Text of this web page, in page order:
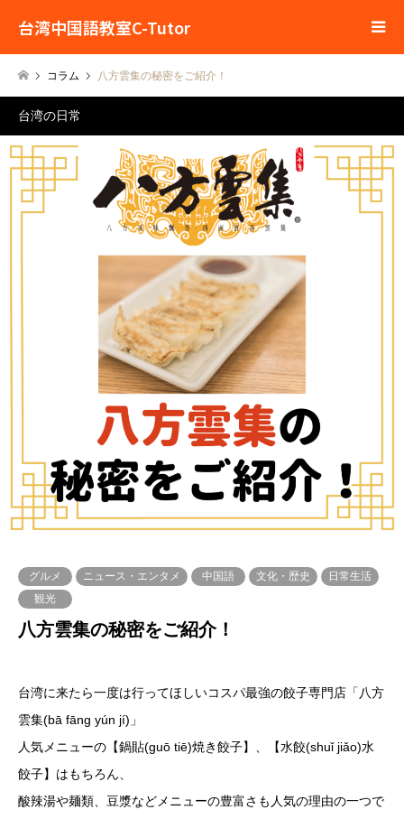
台湾中国語教室C-Tutor
コラム 八方雲集の秘密をご紹介！
台湾の日常
グルメ ニュース・エンタメ 中国語 文化・歴史
日常生活
観光
八方雲集の秘密をご紹介！
台湾に来たら一度は行ってほしいコスパ最強の餃子専門店「八方
雲集(bā fāng yún jí)」
人気メニューの【鍋貼(guō tiē)焼き餃子】、【水餃(shuǐ jiǎo)水
餃子】はもちろん、
酸辣湯や麺類、豆漿などメニューの豊富さも人気の理由の一つで